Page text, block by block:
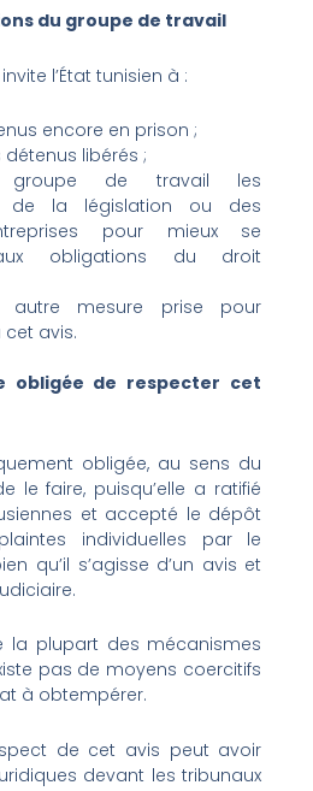
du groupe de travail
l’État tunisien à :
encore en prison ;
libérés ;
groupe de travail les
de la législation ou des
pour mieux se
obligations du droit
autre mesure prise pour
avis.
obligée de respecter cet
obligée, au sens du
le faire, puisqu’elle a ratifié
et accepté le dépôt
individuelles par le
qu’il s’agisse d’un avis et
la plupart des mécanismes
pas de moyens coercitifs
à obtempérer.
de cet avis peut avoir
devant les tribunaux